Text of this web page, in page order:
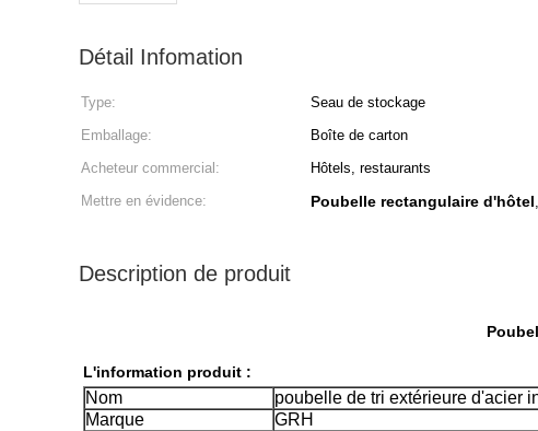
Détail Infomation
Type: Seau de stockage
Emballage:
Boîte de carton
Acheteur commercial:
Hôtels, restaurants
Mettre en évidence:
Poubelle rectangulaire d'hôtel,
Description de produit
L'information produit :
Nom
poubelle de tri extérieure d'acier
Marque
GRH